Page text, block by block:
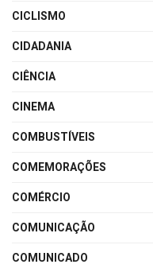
CICLISMO
CIDADANIA
CIÊNCIA
CINEMA
COMBUSTÍVEIS
COMEMORAÇÕES
COMÉRCIO
COMUNICAÇÃO
COMUNICADO